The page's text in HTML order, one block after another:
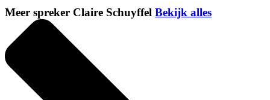
Meer spreker Claire Schuyffel Bekijk alles